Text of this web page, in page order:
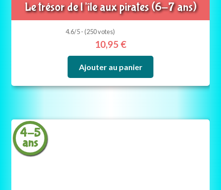
Le trésor de l’île aux pirates (6-7 ans)
4.6/5 - (250 votes)
10,95 €
Ajouter au panier
4-5
ans